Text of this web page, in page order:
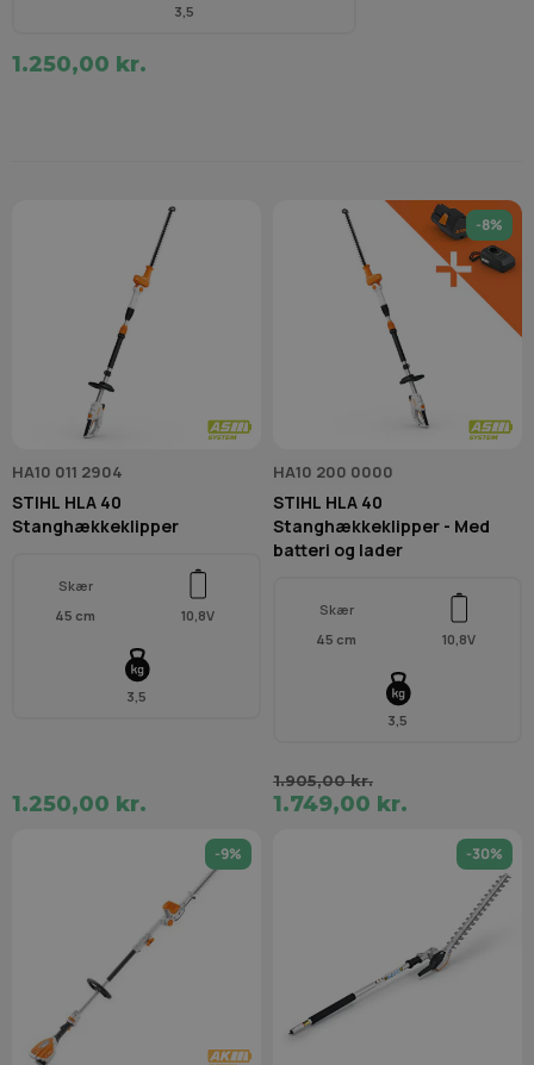
3,5
1.250,00 kr.
HA10 011 2904
STIHL HLA 40
Stanghækkeklipper
Skær
45 cm
10,8V
3,5
1.250,00 kr.
-8%
HA10 200 0000
STIHL HLA 40
Stanghækkeklipper - Med
batteri og lader
Skær
45 cm
10,8V
3,5
1.905,00 kr.
1.749,00 kr.
-9% -30%